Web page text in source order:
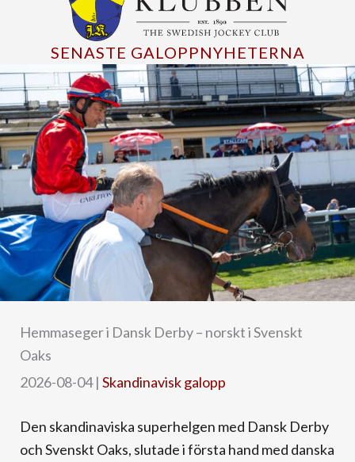
SENASTE GALOPPNYHETERNA
Hemmaseger i Dansk Derby – norskt i Svenskt
Oaks
2026-08-04| Skandinavisk galopp
Den skandinaviska superhelgen med Dansk Derby
och Svenskt Oaks, slutade i första hand med danska